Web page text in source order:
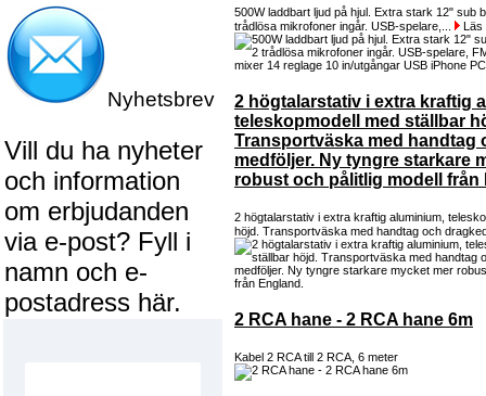
Nyhetsbrev
Vill du ha nyheter
och information
om erbjudanden
via e-post? Fyll i
namn och e-
postadress här.
500W laddbart ljud på hjul. Extra stark 12" sub
trådlösa mikrofoner ingår. USB-spelare,...
2 högtalarstativ i extra kraftig
teleskopmodell med ställbar
Transportväska med handtag
medföljer. Ny tyngre starkare
robust och pålitlig modell från
2 högtalarstativ i extra kraftig aluminium,
höjd. Transportväska med handtag och
2 RCA hane - 2 RCA hane 6m
Kabel 2 RCA till 2 RCA, 6 meter